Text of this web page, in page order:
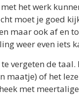
het werk
moet je goed
maar ook af en
weer even iets
te vergeten de
maatje) of het
met